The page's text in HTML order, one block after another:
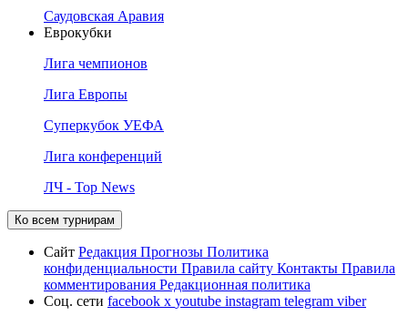
Саудовская Аравия
Еврокубки
Лига чемпионов
Лига Европы
Суперкубок УЕФА
Лига конференций
ЛЧ - Top News
Ко всем турнирам
Сайт Редакция Прогнозы Политика
конфиденциальности Правила сайту Контакты Правила
комментирования Редакционная политика
Соц. сети facebook x youtube instagram telegram viber